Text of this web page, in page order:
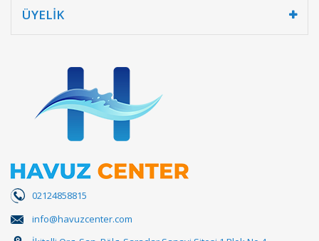
ÜYELİK
02124858815
info@havuzcenter.com